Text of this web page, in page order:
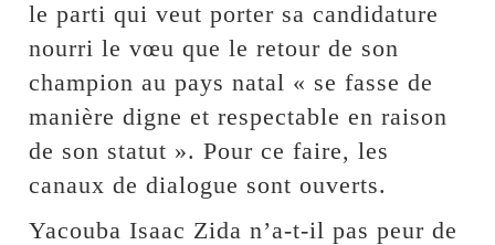
le parti qui veut porter sa candidature
nourri le vœu que le retour de son
champion au pays natal « se fasse de
manière digne et respectable en raison
de son statut ». Pour ce faire, les
canaux de dialogue sont ouverts.
Yacouba Isaac Zida n’a-t-il pas peur de